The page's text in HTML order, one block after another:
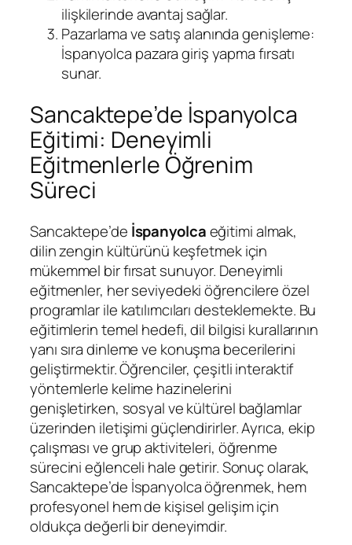
ilişkilerinde avantaj sağlar.
Pazarlama ve satış alanında genişleme:
İspanyolca pazara giriş yapma fırsatı
sunar.
Sancaktepe’de İspanyolca
Eğitimi: Deneyimli
Eğitmenlerle Öğrenim
Süreci
Sancaktepe’de İspanyolcaeğitimi almak,
dilin zengin kültürünü keşfetmek için
mükemmel bir fırsat sunuyor. Deneyimli
eğitmenler, her seviyedeki öğrencilere özel
programlar ile katılımcıları desteklemekte. Bu
eğitimlerin temel hedefi, dil bilgisi kurallarının
yanı sıra dinleme ve konuşma becerilerini
geliştirmektir. Öğrenciler, çeşitli interaktif
yöntemlerle kelime hazinelerini
genişletirken, sosyal ve kültürel bağlamlar
üzerinden iletişimi güçlendirirler. Ayrıca, ekip
çalışması ve grup aktiviteleri, öğrenme
sürecini eğlenceli hale getirir. Sonuç olarak,
Sancaktepe’de İspanyolca öğrenmek, hem
profesyonel hem de kişisel gelişim için
oldukça değerli bir deneyimdir.